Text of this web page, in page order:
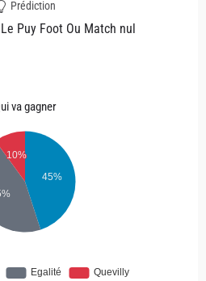
Prédiction
Puy Foot Ou Match nul
va gagner